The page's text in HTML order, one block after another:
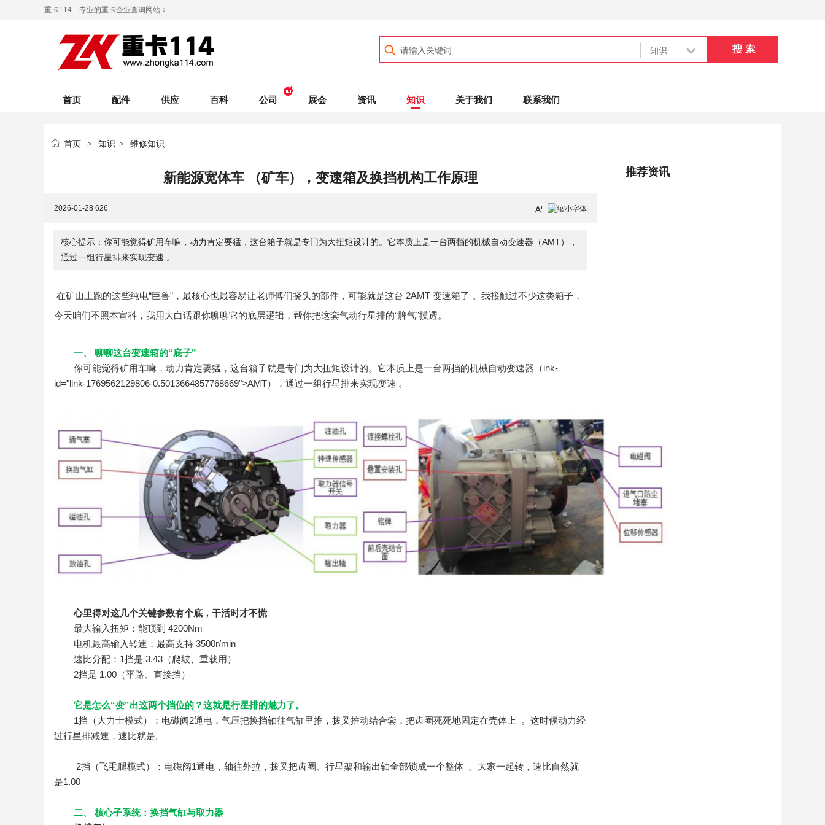
重卡114—专业的重卡企业查询网站 ↓
首页 配件 供应 百科 公司 展会 资讯 知识 关于我们 联系我们
首页 > 知识 > 维修知识
新能源宽体车 （矿车），变速箱及换挡机构工作原理
2026-01-28 626
核心提示：你可能觉得矿用车嘛，动力肯定要猛，这台箱子就是专门为大扭矩设计的。它本质上是一台两挡的机械自动变速器（AMT），
通过一组行星排来实现变速 。
在矿山上跑的这些纯电“巨兽”，最核心也最容易让老师傅们挠头的部件，可能就是这台 2AMT 变速箱了 。我接触过不少这类箱子，
今天咱们不照本宣科，我用大白话跟你聊聊它的底层逻辑，帮你把这套气动行星排的“脾气”摸透。
一、 聊聊这台变速箱的“底子”
你可能觉得矿用车嘛，动力肯定要猛，这台箱子就是专门为大扭矩设计的。它本质上是一台两挡的机械自动变速器（ink-
id="link-1769562129806-0.5013664857768669">AMT），通过一组行星排来实现变速 。
心里得对这几个关键参数有个底，干活时才不慌
最大输入扭矩：能顶到 4200Nm
电机最高输入转速：最高支持 3500r/min
速比分配：1挡是 3.43（爬坡、重载用）
2挡是 1.00（平路、直接挡）
它是怎么“变”出这两个挡位的？这就是行星排的魅力了。
1挡（大力士模式）：电磁阀2通电，气压把换挡轴往气缸里推，拨叉推动结合套，把齿圈死死地固定在壳体上 。这时候动力经
过行星排减速，速比就是。
2挡（飞毛腿模式）：电磁阀1通电，轴往外拉，拨叉把齿圈、行星架和输出轴全部锁成一个整体 。大家一起转，速比自然就
是1.00
二、 核心子系统：换挡气缸与取力器
推荐资讯